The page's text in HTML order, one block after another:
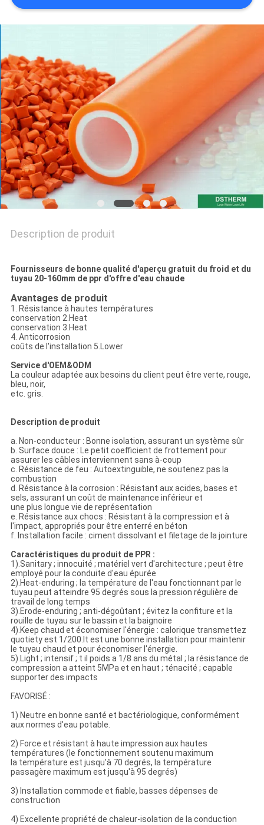
PLAN
SITE
POLITIQUE
EN
MATIÈRE
DE
PROTECTION
DE
LA
PRIVÉE
Description de produit
Fournisseurs de bonne qualité d'aperçu gratuit du froid et du
tuyau 20-160mm de ppr d'offre d'eau chaude
Avantages de produit
1. Résistance à hautes températures
conservation 2.Heat
conservation 3.Heat
4. Anticorrosion
coûts de l'installation 5.Lower
Service d'OEM&ODM
La couleur adaptée aux besoins du client peut être verte, rouge,
bleu, noir,
etc. gris.
Description de produit
a. Non-conducteur : Bonne isolation, assurant un système sûr
b. Surface douce : Le petit coefficient de frottement pour
assurer les câbles interviennent sans à-coup
c. Résistance de feu : Autoextinguible, ne soutenez pas la
combustion
d. Résistance à la corrosion : Résistant aux acides, bases et
sels, assurant un coût de maintenance inférieur et
une plus longue vie de représentation
e. Résistance aux chocs : Résistant à la compression et à
l'impact, appropriés pour être enterré en béton
f. Installation facile : ciment dissolvant et filetage de la jointure
Caractéristiques du produit de PPR :
1).Sanitary ; innocuité ; matériel vert d'architecture ; peut être
employé pour la conduite d'eau épurée
2).Heat-enduring ; la température de l'eau fonctionnant par le
tuyau peut atteindre 95 degrés sous la pression régulière de
travail de long temps
3).Erode-enduring ; anti-dégoûtant ; évitez la confiture et la
rouille de tuyau sur le bassin et la baignoire
4).Keep chaud et économiser l'énergie : calorique transmettez
quotiety est 1/200.It est une bonne installation pour maintenir
le tuyau chaud et pour économiser l'énergie.
5).Light ; intensif ; t il poids a 1/8 ans du métal ; la résistance de
compression a atteint 5MPa et en haut ; ténacité ; capable
supporter des impacts
FAVORISÉ :
1) Neutre en bonne santé et bactériologique, conformément
aux normes d'eau potable.
2) Force et résistant à haute impression aux hautes
températures (le fonctionnement soutenu maximum
la température est jusqu'à 70 degrés, la température
passagère maximum est jusqu'à 95 degrés)
3) Installation commode et fiable, basses dépenses de
construction
4) Excellente propriété de chaleur-isolation de la conduction